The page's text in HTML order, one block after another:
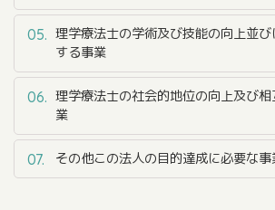
05. 理学療法士の学術及び技能の向上並
する事業
06. 理学療法士の社会的地位の向上及び
業
07. その他この法人の目的達成に必要な事